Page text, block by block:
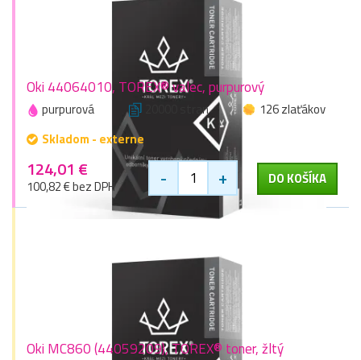
Oki 44064010, TOREX® valec, purpurový
purpurová 20000 stran
126 zlaťákov
Skladom - externe
124,01 €
100,82 € bez DPH - + DO KOŠÍKA
Oki MC860 (44059209), TOREX® toner, žltý